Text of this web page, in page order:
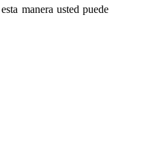
manera usted puede